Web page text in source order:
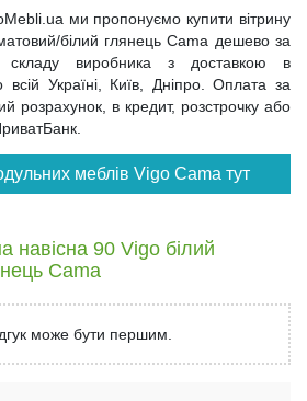
ми пропонуємо купити вітрину
білий глянець Cama дешево за
складу виробника з доставкою в
всій Україні, Київ, Дніпро. Оплата за
розрахунок, в кредит, розстрочку або
меблів Vigo Cama тут
навісна 90 Vigo білий
Cama
може бути першим.